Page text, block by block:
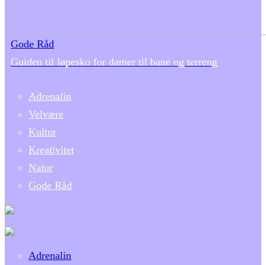
Gode Råd
Guiden til løpesko for damer til bane og terreng
Adrenalin
Velvære
Kultur
Kreativitet
Natur
Gode Råd
Adrenalin